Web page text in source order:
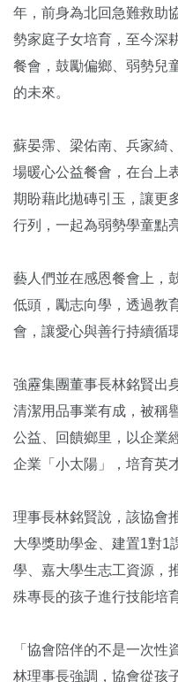
年，前身為北回急難救助
勢家庭子女培育，至今深
餐會，鼓勵偏鄉、弱勢兒
的未來。
蘇晏霈、梁佑南、兵家綺
場暖心公益餐會，在台上
期盼藉此拋磚引玉，讓更
行列，一起為弱勢學童點
藝人們並在感恩餐會上，
低頭，勵志向學，透過教
會，讓愛心與善行持續循環
強靂集團董事長林銘賢出
清潔用品事業有成，被稱
公益、回饋鄉里，以企業
企業「小太陽」，培育英才
理事長林銘賢說，該協會
大學獎助學金、建置1對1
學、嘉大學生志工資源，
殊專長的孩子進行技能培
「協會陪伴的不是一次性
林理事長強調，協會從孩